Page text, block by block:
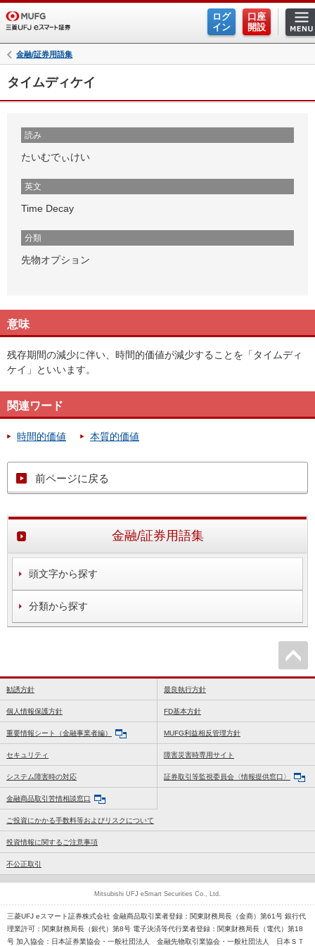
ログ
イン
口座
開設
金融/証券用語集
タイムディケイ
読み
たいむでぃけい
英文
Time Decay
分類
先物オプション
意味
残存期間の減少に伴い、時間的価値が減少することを「タイムディ
ケイ」といいます。
関連ワード
時間的価値 本質的価値
前ページに戻る
金融/証券用語集
頭文字から探す
分類から探す
勧誘方針 最良執行方針
個人情報保護方針 FD基本方針
重要情報シート（金融事業者編） MUFG利益相反管理方針
セキュリティ 障害災害時専用サイト
システム障害時の対応 証券取引等監視委員会〈情報提供窓口〉
金融商品取引苦情相談窓口
ご投資にかかる手数料等およびリスクについて
投資情報に関するご注意事項
不公正取引
三菱UFJ eスマート証券株式会社 金融商品取引業者登録：関東財務局長（金商）第61号 銀行代
理業許可：関東財務局長（銀代）第8号 電子決済等代行業者登録：関東財務局長（電代）第18
号 加入協会：日本証券業協会・一般社団法人 金融先物取引業協会・一般社団法人 日本ＳＴ
Mitsubishi UFJ eSmart Securities Co., Ltd.